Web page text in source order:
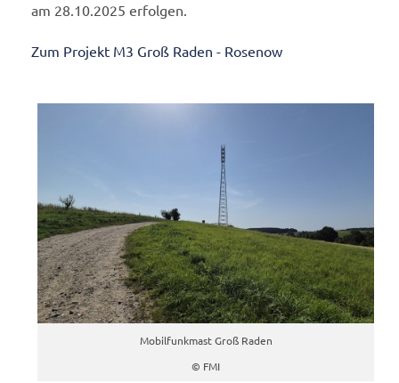
am 28.10.2025 erfolgen.
Zum Projekt M3 Groß Raden - Rosenow
Mobilfunkmast Groß Raden
© FMI